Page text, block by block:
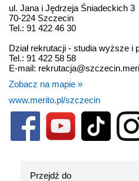
ul. Jana i Jędrzeja Śniadeckich 3
70-224 Szczecin
Tel.: 91 422 46 30
Dział rekrutacji - studia wyższe i
Tel.: 91 422 58 58
E-mail:
Zobacz na mapie »
www.merito.pl/szczecin
Przejdź do